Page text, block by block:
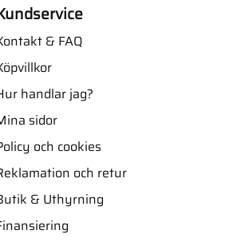
& FAQ
handlar jag?
sidor
och cookies
och retur
& Uthyrning